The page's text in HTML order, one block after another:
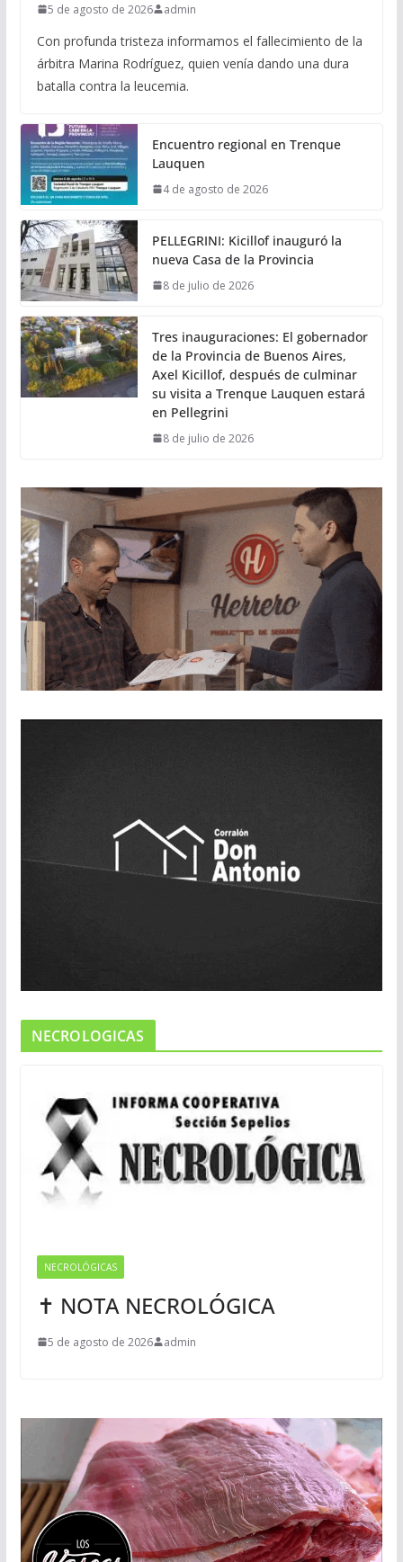
5 de agosto de 2026 admin
Con profunda tristeza informamos el fallecimiento de la
árbitra Marina Rodríguez, quien venía dando una dura
batalla contra la leucemia.
Encuentro regional en Trenque
Lauquen
4 de agosto de 2026
PELLEGRINI: Kicillof inauguró la
nueva Casa de la Provincia
8 de julio de 2026
Tres inauguraciones: El gobernador
de la Provincia de Buenos Aires,
Axel Kicillof, después de culminar
su visita a Trenque Lauquen estará
en Pellegrini
8 de julio de 2026
NECROLOGICAS
NECROLÓGICAS
✝ NOTA NECROLÓGICA
5 de agosto de 2026 admin